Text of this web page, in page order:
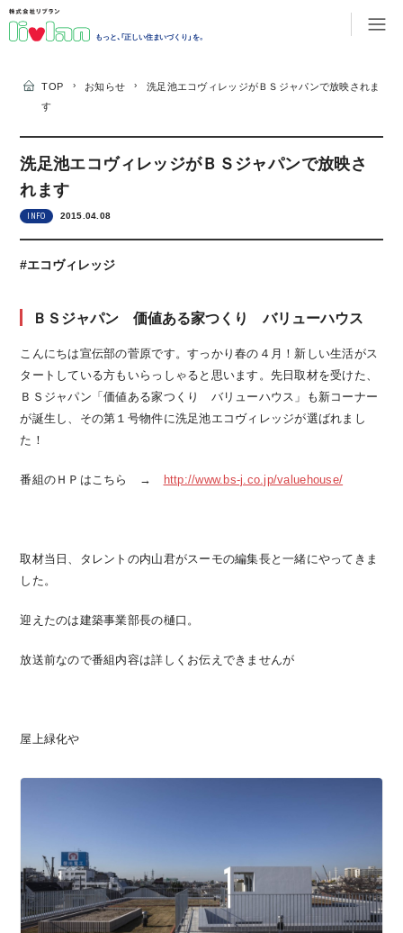
もっと、「正しい住まいづくり」を。
TOP › お知らせ ›
洗足池エコヴィレッジがＢＳジャパンで放映されま
す
洗足池エコヴィレッジがＢＳジャパンで放映さ
れます
INFO 2015.04.08
#エコヴィレッジ
ＢＳジャパン 価値ある家つくり バリューハウス
こんにちは宣伝部の菅原です。すっかり春の４月！新しい生活がス
タートしている方もいらっしゃると思います。先日取材を受けた、
ＢＳジャパン「価値ある家つくり バリューハウス」も新コーナー
が誕生し、その第１号物件に洗足池エコヴィレッジが選ばれまし
た！
番組のＨＰはこちら → http://www.bs-j.co.jp/valuehouse/
取材当日、タレントの内山君がスーモの編集長と一緒にやってきま
した。
迎えたのは建築事業部長の樋口。
放送前なので番組内容は詳しくお伝えできませんが
屋上緑化や